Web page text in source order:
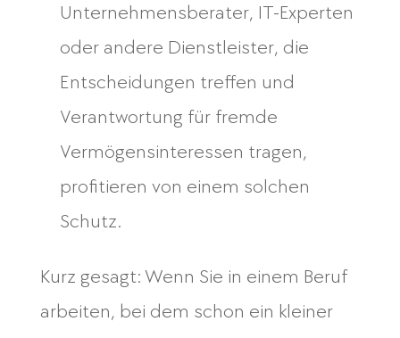
Unternehmensberater, IT-Experten
oder andere Dienstleister, die
Entscheidungen treffen und
Verantwortung für fremde
Vermögensinteressen tragen,
profitieren von einem solchen
Schutz.
Kurz gesagt: Wenn Sie in einem Beruf
arbeiten, bei dem schon ein kleiner